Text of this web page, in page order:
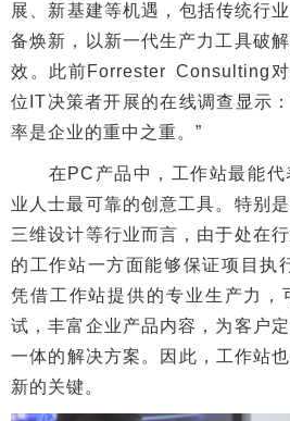
展、新基建等机遇，包括传统行
备焕新，以新一代生产力工具破
效。此前Forrester Consulting
位IT决策者开展的在线调查显示
率是企业的重中之重。”
在PC产品中，工作站最能代
业人士最可靠的创意工具。特别
三维设计等行业而言，由于处在
的工作站一方面能够保证项目执
凭借工作站提供的专业生产力，
试，丰富企业产品内容，为客户
一体的解决方案。因此，工作站
新的关键。